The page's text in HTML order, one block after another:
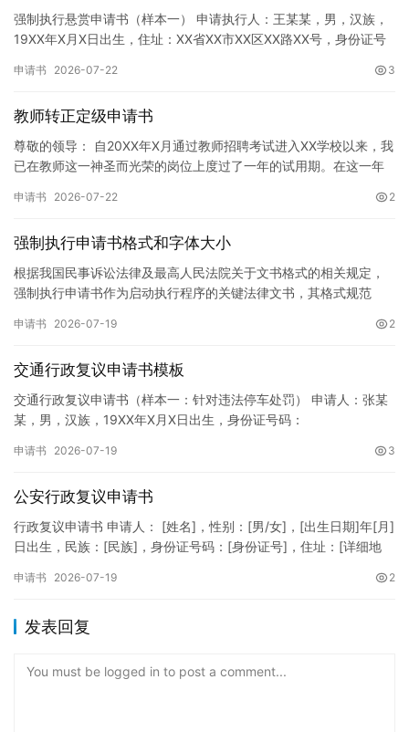
强制执行悬赏申请书（样本一） 申请执行人：王某某，男，汉族，
19XX年X月X日出生，住址：XX省XX市XX区XX路XX号，身份证号
申请书 2026-07-22 3
教师转正定级申请书
尊敬的领导： 自20XX年X月通过教师招聘考试进入XX学校以来，我
已在教师这一神圣而光荣的岗位上度过了一年的试用期。在这一年
申请书 2026-07-22 2
强制执行申请书格式和字体大小
根据我国民事诉讼法律及最高人民法院关于文书格式的相关规定，
强制执行申请书作为启动执行程序的关键法律文书，其格式规范
纸张与…
申请书 2026-07-19 2
交通行政复议申请书模板
交通行政复议申请书（样本一：针对违法停车处罚） 申请人：张某
某，男，汉族，19XX年X月X日出生，身份证号码：
申请书 2026-07-19 3
公安行政复议申请书
行政复议申请书 申请人： [姓名]，性别：[男/女]，[出生日期]年[月]
日出生，民族：[民族]，身份证号码：[身份证号]，住址：[详细地
申请书 2026-07-19 2
发表回复
You must be logged in to post a comment...